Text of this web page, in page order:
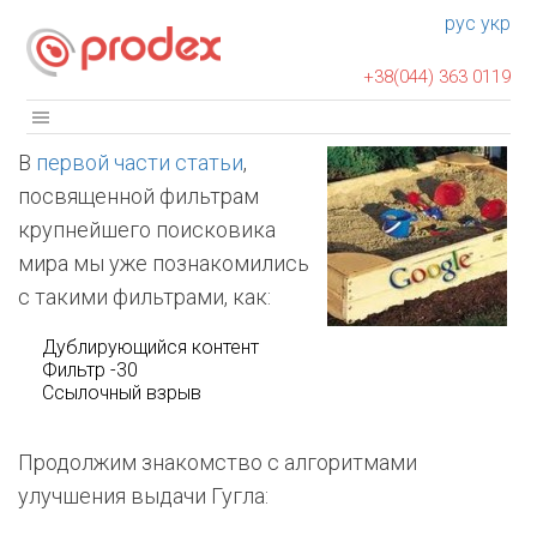
рус укр
+38(044) 363 0119
В первой части статьи,
посвященной фильтрам
крупнейшего поисковика
мира мы уже познакомились
с такими фильтрами, как:
Дублирующийся контент
Фильтр -30
Ссылочный взрыв
Продолжим знакомство с алгоритмами
улучшения выдачи Гугла: